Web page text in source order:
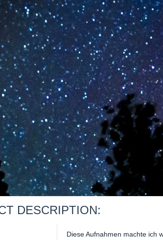
DESCRIPTION:
Diese Aufnahmen machte ich